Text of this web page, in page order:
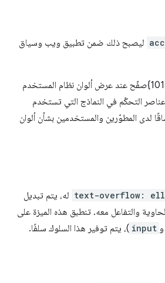
ليصبح ذلك ضمن تطبيق ويب وسياق
متّجهًا مهمًا لإنشاء بصمة المت101}صفّح عند عرض ألوان نظام المستخدم
التحكّم في النماذج التي تستخدم
لدى المطوّرين والمستخدمين بشأن ألوان
text-overflow: له، يتم تبديل
والتفاعل معه. تنطبق هذه الميزة على
و input )، يتم توفير هذا السلوك سلفًا.